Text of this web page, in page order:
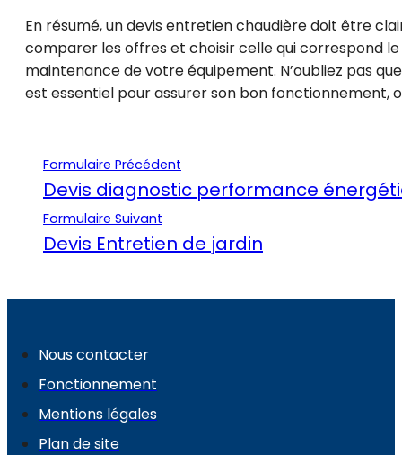
En résumé, un devis entretien chaudière doit être
comparer les offres et choisir celle qui correspond
maintenance de votre équipement. N’oubliez pas
est essentiel pour assurer son bon fonctionnement,
Formulaire Précédent
Devis diagnostic performance
Formulaire Suivant
Devis Entretien de jardin
Nous contacter
Fonctionnement
Mentions légales
Plan de site